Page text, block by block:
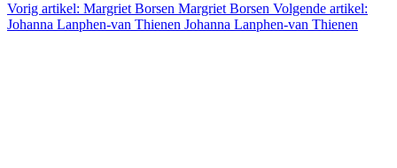
Vorig artikel: Margriet Borsen Margriet Borsen Volgende artikel:
Johanna Lanphen-van Thienen Johanna Lanphen-van Thienen